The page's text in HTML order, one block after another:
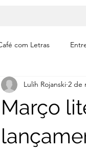
com Letras
Literatura
Março
Lulih Rojanski 2 de